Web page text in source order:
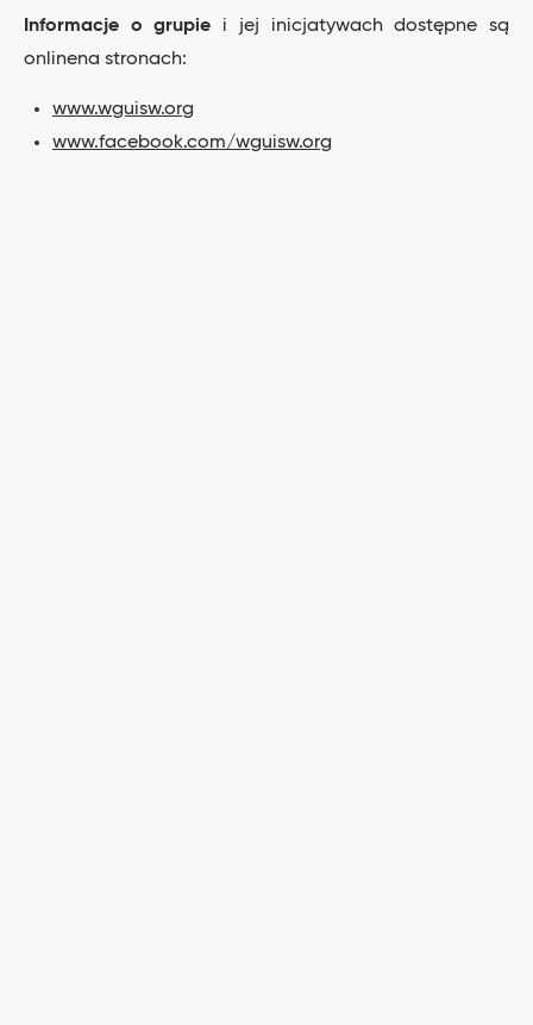
Informacje o grupie i jej inicjatywach dostępne są
onlinena stronach:
www.wguisw.org
www.facebook.com/wguisw.org